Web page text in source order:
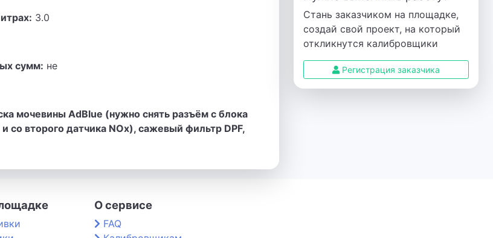
3.0
сумм: не
мочевины AdBlue (нужно снять разъём с блока
со второго датчика NOx), сажевый фильтр DPF,
Стань заказчиком на площадке,
создай свой проект, на который
откликнутся калибровщики
Регистрация заказчика
О сервисе
FAQ